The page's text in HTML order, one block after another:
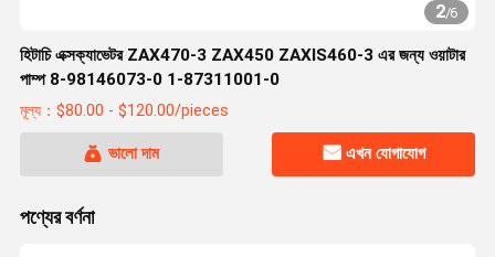
2/6
হিটাচি এক্সক্যাভেটর ZAX470-3 ZAX450 ZAXIS460-3 এর জন্য ওয়াটার
পাম্প 8-98146073-0 1-87311001-0
মূল্য：$80.00 - $120.00/pieces
ভালো দাম এখন যোগাযোগ
পণ্যের বর্ণনা